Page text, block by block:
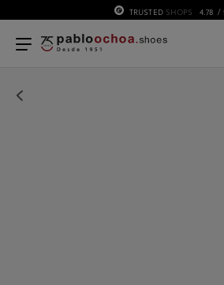
TRUSTEDSHOPS 4.78 / 5.0